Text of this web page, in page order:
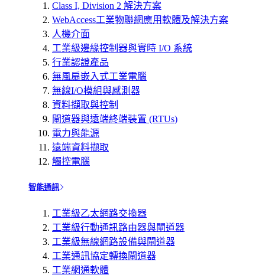
Class I, Division 2 解決方案
WebAccess工業物聯網應用軟體及解決方案
人機介面
工業級邊緣控制器與實時 I/O 系統
行業認證產品
無風扇嵌入式工業電腦
無線I/O模組與感測器
資料擷取與控制
閘道器與遠端終端裝置 (RTUs)
電力與能源
遠端資料擷取
觸控電腦
智能通訊
工業級乙太網路交換器
工業級行動通訊路由器與閘道器
工業級無線網路設備與閘道器
工業通訊協定轉換閘道器
工業網通軟體